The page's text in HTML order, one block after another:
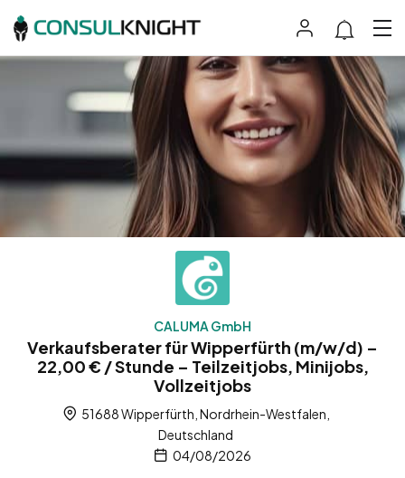
CALUMA GmbH
Verkaufsberater für Wipperfürth (m/w/d) –
22,00 € / Stunde – Teilzeitjobs, Minijobs,
Vollzeitjobs
51688 Wipperfürth, Nordrhein-Westfalen,
Deutschland
04/08/2026